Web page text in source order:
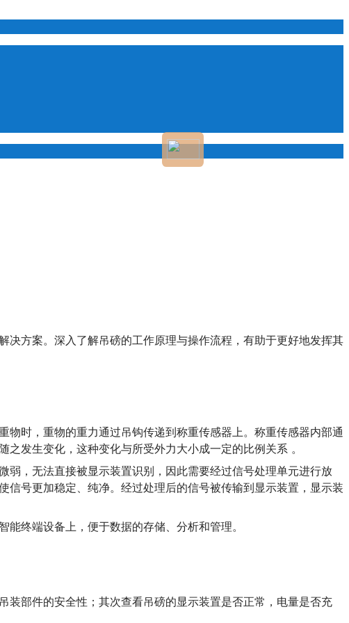
方案。深入了解吊磅的工作原理与操作流程，有助于更好地发挥其
时，重物的重力通过吊钩传递到称重传感器上。称重传感器内部通
发生变化，这种变化与所受外力大小成一定的比例关系 。
，无法直接被显示装置识别，因此需要经过信号处理单元进行放
号更加稳定、纯净。经过处理后的信号被传输到显示装置，显示装
终端设备上，便于数据的存储、分析和管理。
部件的安全性；其次查看吊磅的显示装置是否正常，电量是否充